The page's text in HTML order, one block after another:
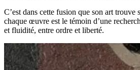
C’est dans cette fusion que son art trouve
chaque œuvre est le témoin d’une
et fluidité, entre ordre et liberté.